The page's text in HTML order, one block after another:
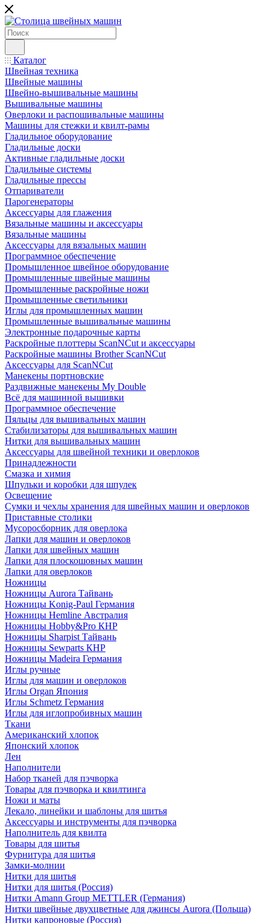
Каталог
Швейная техника
Швейные машины
Швейно-вышивальные машины
Вышивальные машины
Оверлоки и распошивальные машины
Машины для стежки и квилт-рамы
Гладильное оборудование
Гладильные доски
Активные гладильные доски
Гладильные системы
Гладильные прессы
Отпариватели
Парогенераторы
Аксессуары для глажения
Вязальные машины и аксессуары
Вязальные машины
Аксессуары для вязальных машин
Программное обеспечение
Промышленное швейное оборудование
Промышленные швейные машины
Промышленные раскройные ножи
Промышленные светильники
Иглы для промышленных машин
Промышленные вышивальные машины
Электронные подарочные карты
Раскройные плоттеры ScanNCut и аксессуары
Раскройные машины Brother ScanNCut
Аксессуары для ScanNCut
Манекены портновские
Раздвижные манекены My Double
Всё для машинной вышивки
Программное обеспечение
Пяльцы для вышивальных машин
Стабилизаторы для вышивальных машин
Нитки для вышивальных машин
Аксессуары для швейной техники и оверлоков
Принадлежности
Смазка и химия
Шпульки и коробки для шпулек
Освещение
Сумки и чехлы хранения для швейных машин и оверлоков
Приставные столики
Мусоросборник для оверлока
Лапки для машин и оверлоков
Лапки для швейных машин
Лапки для плоскошовных машин
Лапки для оверлоков
Ножницы
Ножницы Aurora Тайвань
Ножницы Konig-Paul Германия
Ножницы Hemline Австралия
Ножницы Hobby&Pro КНР
Ножницы Sharpist Тайвань
Ножницы Sewparts КНР
Ножницы Madeira Германия
Иглы ручные
Иглы для машин и оверлоков
Иглы Organ Япония
Иглы Schmetz Германия
Иглы для иглопробивных машин
Ткани
Американский хлопок
Японский хлопок
Лен
Наполнители
Набор тканей для пэчворка
Товары для пэчворка и квилтинга
Ножи и маты
Лекало, линейки и шаблоны для шитья
Аксессуары и инструменты для пэчворка
Наполнитель для квилта
Товары для шитья
Фурнитура для шитья
Замки-молнии
Нитки для шитья
Нитки для шитья (Россия)
Нитки Amann Group METTLER (Германия)
Нитки швейные двухцветные для джинсы Aurora (Польша)
Нитки капроновые (Россия)